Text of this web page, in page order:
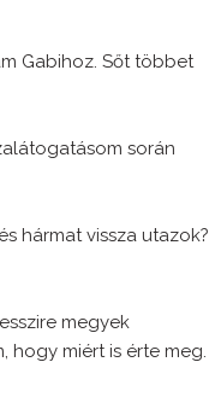
Gabihoz. Sőt többet
során
hármat vissza utazok?
megyek
hogy miért is érte meg.